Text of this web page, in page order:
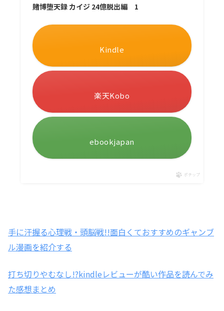
賭博堕天録 カイジ 24億脱出編 1
Kindle
楽天Kobo
ebookjapan
ポチップ
手に汗握る心理戦・頭脳戦!!面白くておすすめのギャンブ
ル漫画を紹介する
打ち切りやむなし!?kindleレビューが酷い作品を読んでみ
た感想まとめ